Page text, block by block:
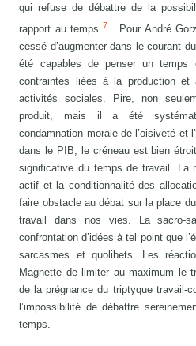
qui refuse de débattre de la
rapport au temps 7
. Pour André
cessé d’augmenter dans le courant
été capables de penser un
contraintes liées à la production et
activités sociales. Pire, non
produit, mais il a été
condamnation morale de l’oisiveté et
dans le PIB, le créneau est bien
significative du temps de travail. La
actif et la conditionnalité des
faire obstacle au débat sur la place
travail dans nos vies. La sacro-
confrontation d’idées à tel point que
sarcasmes et quolibets. Les
Magnette de limiter au maximum le
de la prégnance du triptyque travail-
l’impossibilité de débattre
temps.